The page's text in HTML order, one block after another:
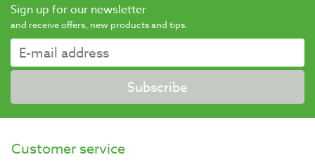
Sign up for our newsletter
and receive offers, new products and tips.
Subscribe
Customer service